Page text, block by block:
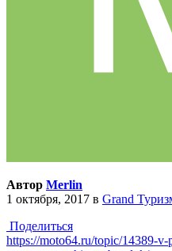
Автор Merlin
1 октября, 2017 в Grand
Поделиться
https://moto64.ru/topic/14389-